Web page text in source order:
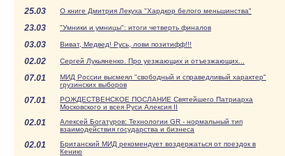
25.03 О книге Дмитрия Лекуха "Хардкор белого меньшинства"
23.03 "Умники и умницы": итоги четверть финалов
03.03 Виват, Медвед! Русь, лови позитифф!!!
02.02 Сергей Лукьяненко. Про уезжающих и отъезжающих...
07.01
МИД России высмеял "свободный и справедливый характер"
грузинских выборов
07.01
РОЖДЕСТВЕНСКОЕ ПОСЛАНИЕ Святейшего Патриарха
Московского и всея Руси Алексия II
02.01
Алексей Богатуров: Технологии GR - нормальный тип
взаимодействия государства и бизнеса
02.01
Британский МИД рекомендует воздержаться от поездок в
Кению